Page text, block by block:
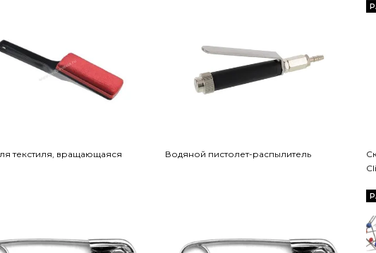
текстиля, вращающаяся Водяной пистолет-распылитель